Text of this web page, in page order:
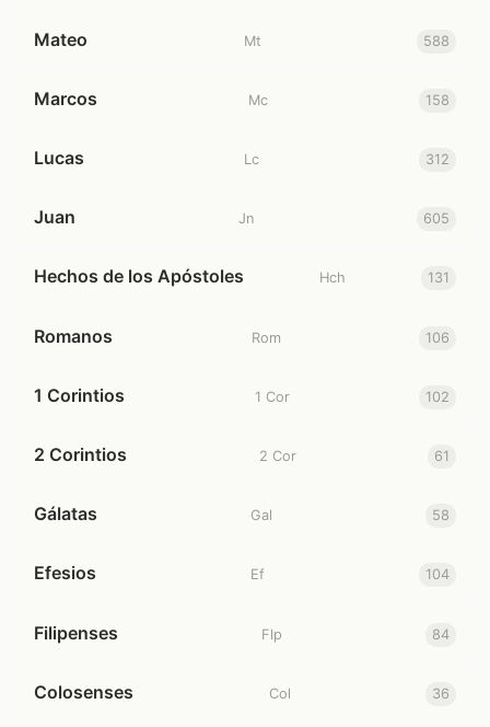
Mateo Mt 588
Marcos Mc 158
Lucas Lc 312
Juan Jn 605
Hechos de los Apóstoles Hch 131
Romanos Rom 106
1 Corintios 1 Cor 102
2 Corintios 2 Cor 61
Gálatas Gal 58
Efesios Ef 104
Filipenses Flp 84
Colosenses Col 36